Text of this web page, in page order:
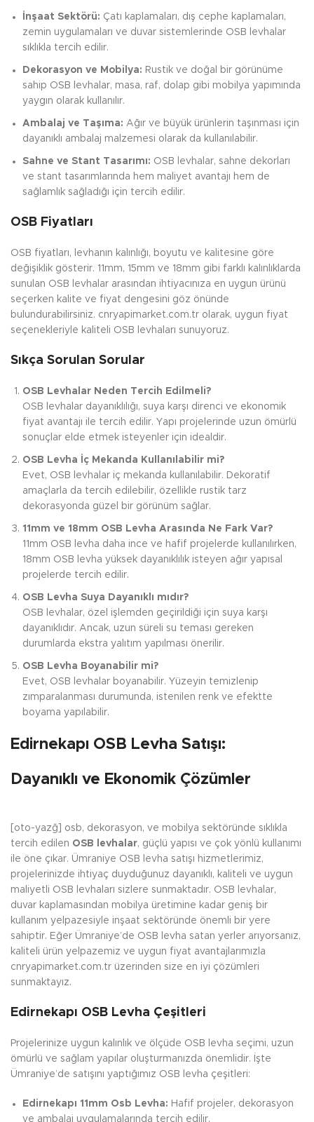
İnşaat Sektörü: Çatı kaplamaları, dış cephe kaplamaları,
zemin uygulamaları ve duvar sistemlerinde OSB levhalar
sıklıkla tercih edilir.
Dekorasyon ve Mobilya: Rustik ve doğal bir görünüme
sahip OSB levhalar, masa, raf, dolap gibi mobilya yapımında
yaygın olarak kullanılır.
Ambalaj ve Taşıma: Ağır ve büyük ürünlerin taşınması için
dayanıklı ambalaj malzemesi olarak da kullanılabilir.
Sahne ve Stant Tasarımı: OSB levhalar, sahne dekorları
ve stant tasarımlarında hem maliyet avantajı hem de
sağlamlık sağladığı için tercih edilir.
OSB Fiyatları
OSB fiyatları, levhanın kalınlığı, boyutu ve kalitesine göre
değişiklik gösterir. 11mm, 15mm ve 18mm gibi farklı kalınlıklarda
sunulan OSB levhalar arasından ihtiyacınıza en uygun ürünü
seçerken kalite ve fiyat dengesini göz önünde
bulundurabilirsiniz. cnryapimarket.com.tr olarak, uygun fiyat
seçenekleriyle kaliteli OSB levhaları sunuyoruz.
Sıkça Sorulan Sorular
OSB Levhalar Neden Tercih Edilmeli?
OSB levhalar dayanıklılığı, suya karşı direnci ve ekonomik
fiyat avantajı ile tercih edilir. Yapı projelerinde uzun ömürlü
sonuçlar elde etmek isteyenler için idealdir.
OSB Levha İç Mekanda Kullanılabilir mi?
Evet, OSB levhalar iç mekanda kullanılabilir. Dekoratif
amaçlarla da tercih edilebilir, özellikle rustik tarz
dekorasyonda güzel bir görünüm sağlar.
11mm ve 18mm OSB Levha Arasında Ne Fark Var?
11mm OSB levha daha ince ve hafif projelerde kullanılırken,
18mm OSB levha yüksek dayanıklılık isteyen ağır yapısal
projelerde tercih edilir.
OSB Levha Suya Dayanıklı mıdır?
OSB levhalar, özel işlemden geçirildiği için suya karşı
dayanıklıdır. Ancak, uzun süreli su teması gereken
durumlarda ekstra yalıtım yapılması önerilir.
OSB Levha Boyanabilir mi?
Evet, OSB levhalar boyanabilir. Yüzeyin temizlenip
zımparalanması durumunda, istenilen renk ve efektte
boyama yapılabilir.
Edirnekapı OSB Levha Satışı:
Dayanıklı ve Ekonomik Çözümler
[oto-yazğ] osb, dekorasyon, ve mobilya sektöründe sıklıkla
tercih edilen OSB levhalar, güçlü yapısı ve çok yönlü kullanımı
ile öne çıkar. Ümraniye OSB levha satışı hizmetlerimiz,
projelerinizde ihtiyaç duyduğunuz dayanıklı, kaliteli ve uygun
maliyetli OSB levhaları sizlere sunmaktadır. OSB levhalar,
duvar kaplamasından mobilya üretimine kadar geniş bir
kullanım yelpazesiyle inşaat sektöründe önemli bir yere
sahiptir. Eğer Ümraniye’de OSB levha satan yerler arıyorsanız,
kaliteli ürün yelpazemiz ve uygun fiyat avantajlarımızla
cnryapimarket.com.tr üzerinden size en iyi çözümleri
sunmaktayız.
Edirnekapı OSB Levha Çeşitleri
Projelerinize uygun kalınlık ve ölçüde OSB levha seçimi, uzun
ömürlü ve sağlam yapılar oluşturmanızda önemlidir. İşte
Ümraniye’de satışını yaptığımız OSB levha çeşitleri:
Edirnekapı 11mm Osb Levha: Hafif projeler, dekorasyon
ve ambalaj uygulamalarında tercih edilir.